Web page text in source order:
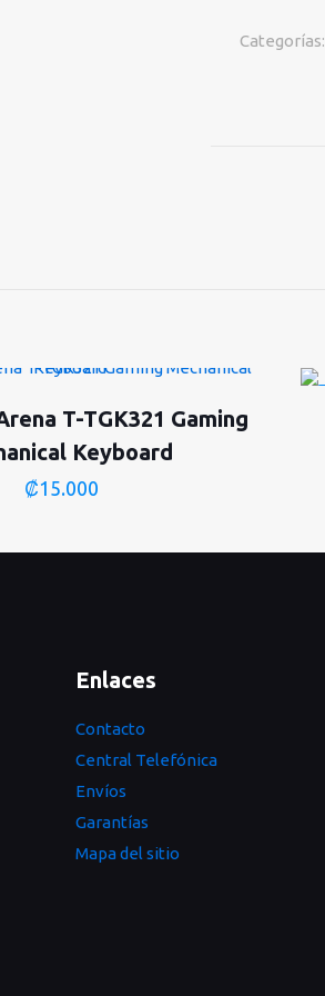
PLUSCategorías:
T-TGK321 Gaming
Keyboard
₡15.000
Enlaces
Contacto
Central Telefónica
Envíos
Garantías
Mapa del sitio